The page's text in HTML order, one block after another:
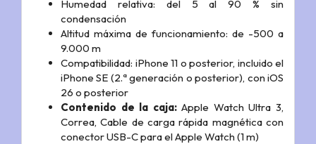
Humedad relativa: del 5 al 90 % sin
condensación
Altitud máxima de funciona­miento: de -500 a
9.000 m
Compati­bilidad: iPhone 11 o posterior, incluido el
iPhone SE (2.ª generación o posterior), con iOS
26 o posterior
Contenido de la caja:Apple Watch Ultra 3,
Correa,Cable de carga rápida magnética con
conector USB-C para el Apple Watch (1 m)